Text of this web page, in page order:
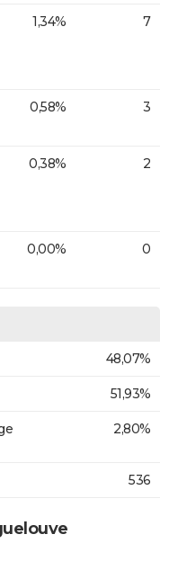
1,34% 7
0,58% 3
0,38% 2
0,00% 0
48,07%
51,93%
2,80%
536